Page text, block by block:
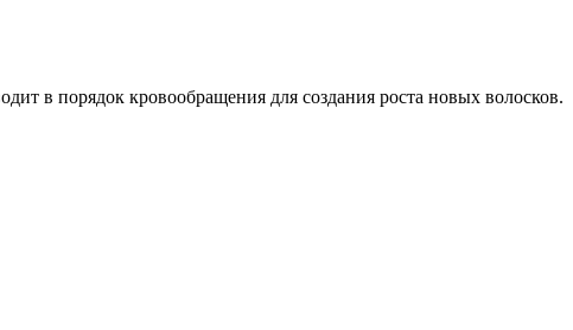
в порядок кровообращения для создания роста новых волосков.